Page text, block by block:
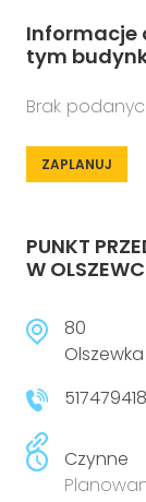
Informacje
tym
Brak
ZAPLANUJ
PUNKT
W
80
Olszewka
517479418
Czynne